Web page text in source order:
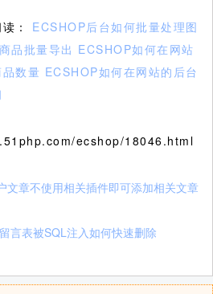
： ECSHOP后台如何批量处理图
品批量导出 ECSHOP如何在网站
数量 ECSHOP如何在网站的后台
ecshop/18046.html
文章不使用相关插件即可添加相关文章
言表被SQL注入如何快速删除